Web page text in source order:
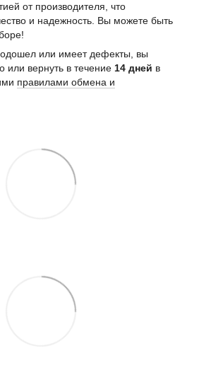
от производителя, что
и надежность. Вы можете быть
или имеет дефекты, вы
или вернуть в течение 14 дней в
правилами обмена и